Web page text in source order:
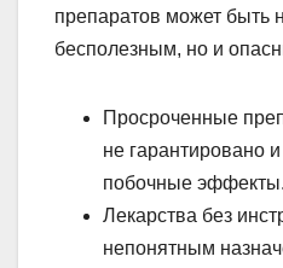
препаратов может быть
бесполезным, но и
Просроченные
не гарантировано
побочные эффекты.
Лекарства без
непонятным